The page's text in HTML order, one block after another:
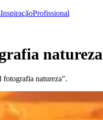
InspiraçãoProfissional
natureza
fotografia natureza".